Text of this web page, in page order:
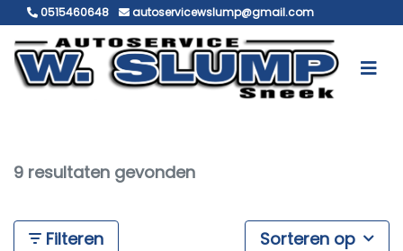
0515460648 autoservicewslump@gmail.com
9 resultaten gevonden
Filteren Sorteren op